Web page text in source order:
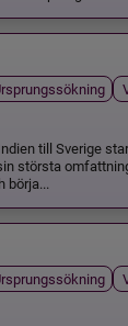
till Sverige
största
börja...